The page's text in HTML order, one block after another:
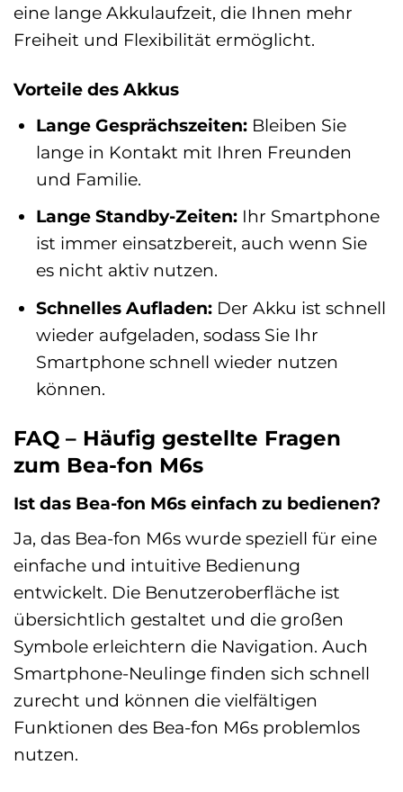
eine lange Akkulaufzeit, die Ihnen mehr
Freiheit und Flexibilität ermöglicht.
Vorteile des Akkus
Lange Gesprächszeiten: Bleiben Sie
lange in Kontakt mit Ihren Freunden
und Familie.
Lange Standby-Zeiten: Ihr Smartphone
ist immer einsatzbereit, auch wenn Sie
es nicht aktiv nutzen.
Schnelles Aufladen: Der Akku ist schnell
wieder aufgeladen, sodass Sie Ihr
Smartphone schnell wieder nutzen
können.
FAQ – Häufig gestellte Fragen
zum Bea-fon M6s
Ist das Bea-fon M6s einfach zu bedienen?
Ja, das Bea-fon M6s wurde speziell für eine
einfache und intuitive Bedienung
entwickelt. Die Benutzeroberfläche ist
übersichtlich gestaltet und die großen
Symbole erleichtern die Navigation. Auch
Smartphone-Neulinge finden sich schnell
zurecht und können die vielfältigen
Funktionen des Bea-fon M6s problemlos
nutzen.